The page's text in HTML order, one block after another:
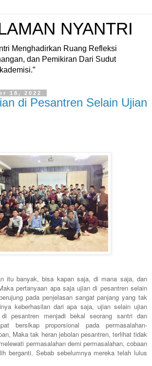
NYANTRI
Menghadirkan Ruang Refleksi
dan Pemikiran Dari Sudut
18, 2022
di Pesantren Selain Ujian
itu banyak, bisa kapan saja, di mana saja, dan
pertanyaan apa saja ujian di pesantren selain
pada penjelasan sangat panjang yang tak
keberhasilan dari apa saja, ujian selain ujian
pesantren menjadi bekal seorang santri dan
bersikap proporsional pada permasalahan-
Maka tak heran jebolan pesantren, terlihat tidak
permasalahan demi permasalahan, cobaan
berganti. Sebab sebelumnya mereka telah lulus